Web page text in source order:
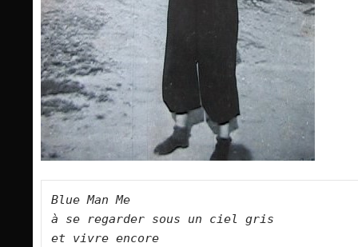
Blue Man Me
à se regarder sous un ciel gris
et vivre encore